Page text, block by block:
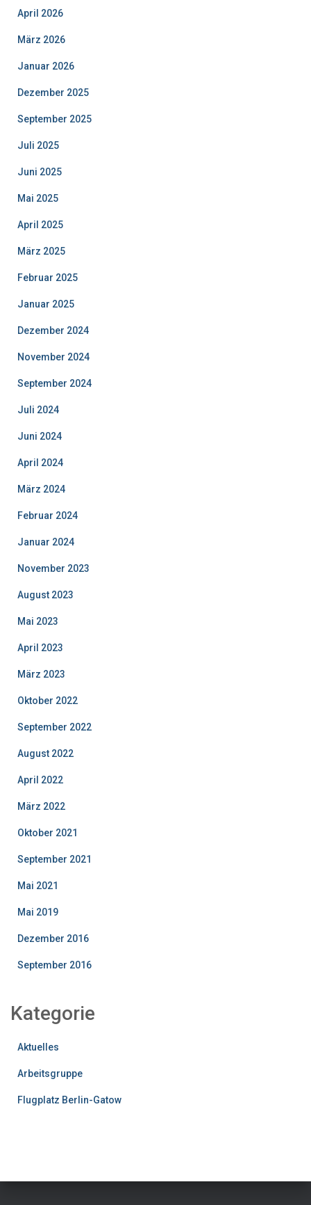
April 2026
März 2026
Januar 2026
Dezember 2025
September 2025
Juli 2025
Juni 2025
Mai 2025
April 2025
März 2025
Februar 2025
Januar 2025
Dezember 2024
November 2024
September 2024
Juli 2024
Juni 2024
April 2024
März 2024
Februar 2024
Januar 2024
November 2023
August 2023
Mai 2023
April 2023
März 2023
Oktober 2022
September 2022
August 2022
April 2022
März 2022
Oktober 2021
September 2021
Mai 2021
Mai 2019
Dezember 2016
September 2016
Kategorie
Aktuelles
Arbeitsgruppe
Flugplatz Berlin-Gatow